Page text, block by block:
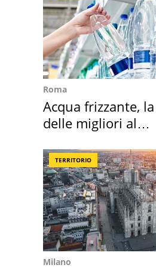
Roma
Acqua frizzante,
delle migliori al
TERRITORIO
Milano